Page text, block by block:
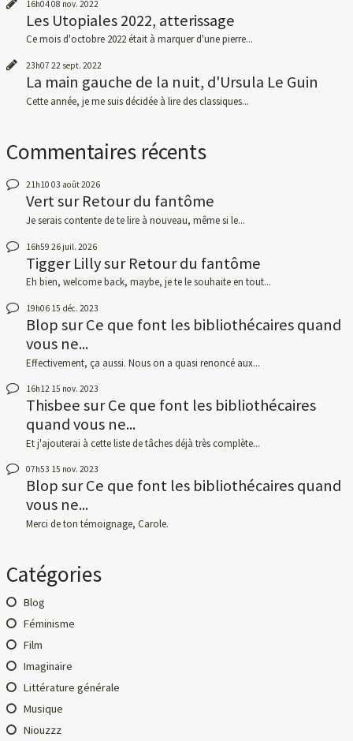
16h0408 nov. 2022
Les Utopiales 2022, atterissage
Ce mois d'octobre 2022 était à marquer d'une pierre...
23h07 22 sept. 2022
La main gauche de la nuit, d'Ursula Le Guin
Cette année, je me suis décidée à lire des classiques...
Commentaires récents
21h10 03 août 2026
VertsurRetour du fantôme
Je serais contente de te lire à nouveau, même si le...
16h59 26 juil. 2026
Tigger LillysurRetour du fantôme
Eh bien, welcome back, maybe, je te le souhaite en tout...
19h06 15 déc. 2023
BlopsurCe que font les bibliothécaires quand
vous ne...
Effectivement, ça aussi. Nous on a quasi renoncé aux...
16h12 15 nov. 2023
ThisbeesurCe que font les bibliothécaires
quand vous ne...
Et j'ajouterai à cette liste de tâches déjà très complète...
07h53 15 nov. 2023
BlopsurCe que font les bibliothécaires quand
vous ne...
Merci de ton témoignage, Carole.
Catégories
Blog
Féminisme
Film
Imaginaire
Littérature générale
Musique
Niouzzz